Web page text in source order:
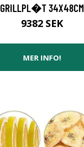
GRILLPL�T 34X48CM
9382 SEK
MER INFO!